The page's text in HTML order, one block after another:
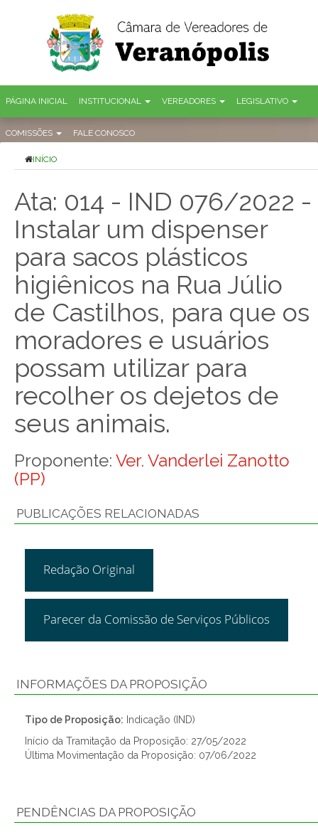
PÁGINA INICIAL INSTITUCIONAL VEREADORES LEGISLATIVO
COMISSÕES FALE CONOSCO
INÍCIO
Ata: 014 - IND 076/2022 -
Instalar um dispenser
para sacos plásticos
higiênicos na Rua Júlio
de Castilhos, para que os
moradores e usuários
possam utilizar para
recolher os dejetos de
seus animais.
Proponente: Ver. Vanderlei Zanotto
(PP)
PUBLICAÇÕES RELACIONADAS
Redação Original
Parecer da Comissão de Serviços Públicos
INFORMAÇÕES DA PROPOSIÇÃO
Tipo de Proposição: Indicação (IND)
Início da Tramitação da Proposição: 27/05/2022
Última Movimentação da Proposição: 07/06/2022
PENDÊNCIAS DA PROPOSIÇÃO